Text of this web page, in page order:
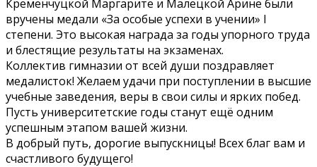
Кременчуцкой Маргарите и Малецкой Арине были
вручены медали «За особые успехи в учении» I
степени. Это высокая награда за годы упорного труда
и блестящие результаты на экзаменах.
Коллектив гимназии от всей души поздравляет
медалисток! Желаем удачи при поступлении в высшие
учебные заведения, веры в свои силы и ярких побед.
Пусть университетские годы станут ещё одним
успешным этапом вашей жизни.
В добрый путь, дорогие выпускницы! Всех благ вам и
счастливого будущего!